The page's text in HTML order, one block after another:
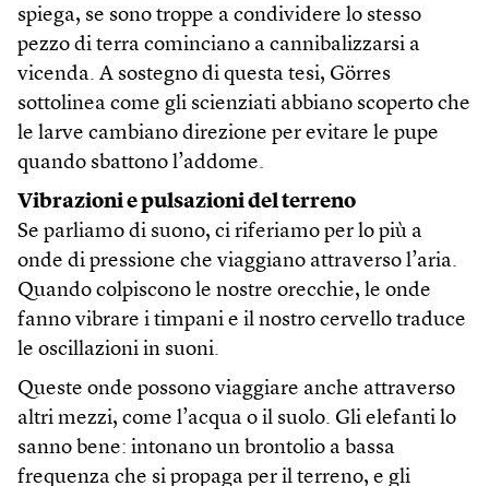
spiega, se sono troppe a condividere lo stesso
pezzo di terra cominciano a cannibalizzarsi a
vicenda. A sostegno di questa tesi, Görres
sottolinea come gli scienziati abbiano scoperto che
le larve cambiano direzione per evitare le pupe
quando sbattono l’addome.
Vibrazioni e pulsazioni del terreno
Se parliamo di suono, ci riferiamo per lo più a
onde di pressione che viaggiano attraverso l’aria.
Quando colpiscono le nostre orecchie, le onde
fanno vibrare i timpani e il nostro cervello traduce
le oscillazioni in suoni.
Queste onde possono viaggiare anche attraverso
altri mezzi, come l’acqua o il suolo. Gli elefanti lo
sanno bene: intonano un brontolio a bassa
frequenza che si propaga per il terreno, e gli